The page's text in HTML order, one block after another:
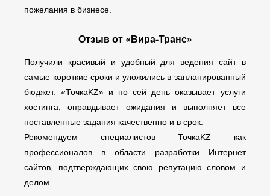
пожелания в бизнесе.
Отзыв от «Вира-Транс»
Получили красивый и удобный для ведения сайт в
самые короткие сроки и уложились в запланированный
бюджет. «ТочкаKZ» и по сей день оказывает услуги
хостинга, оправдывает ожидания и выполняет все
поставленные задания качественно и в срок.
Рекомендуем специалистов ТочкаKZ как
профессионалов в области разработки Интернет
сайтов, подтверждающих свою репутацию словом и
делом.